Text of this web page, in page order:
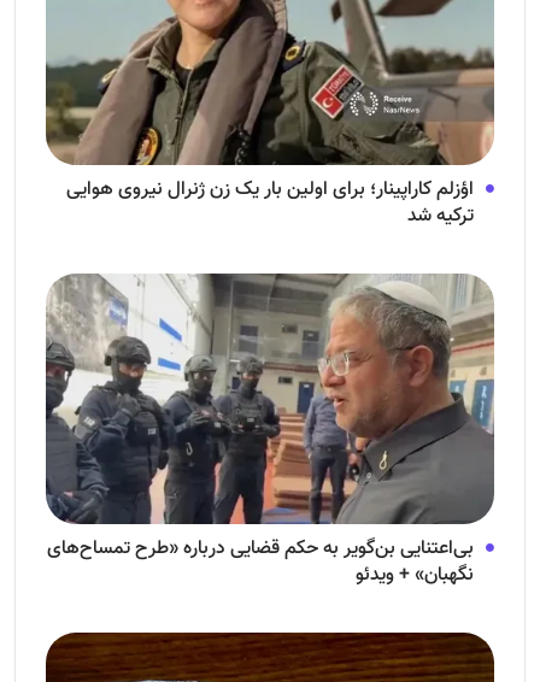
اؤزلم کاراپینار؛ برای اولین بار یک زن ژنرال نیروی هوایی
ترکیه شد
بی‌اعتنایی بن‌گویر به حکم قضایی درباره «طرح تمساح‌های
نگهبان» + ویدئو